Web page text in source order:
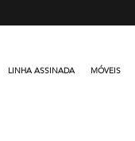
LINHA ASSINADA MÓVEIS